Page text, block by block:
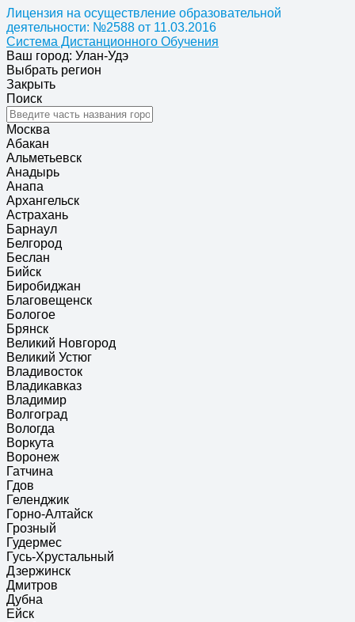
Лицензия на осуществление образовательной
деятельности: №2588 от 11.03.2016
Система Дистанционного Обучения
Ваш город: Улан-Удэ
Выбрать регион
Закрыть
Поиск
Москва
Абакан
Альметьевск
Анадырь
Анапа
Архангельск
Астрахань
Барнаул
Белгород
Беслан
Бийск
Биробиджан
Благовещенск
Бологое
Брянск
Великий Новгород
Великий Устюг
Владивосток
Владикавказ
Владимир
Волгоград
Вологда
Воркута
Воронеж
Гатчина
Гдов
Геленджик
Горно-Алтайск
Грозный
Гудермес
Гусь-Хрустальный
Дзержинск
Дмитров
Дубна
Ейск